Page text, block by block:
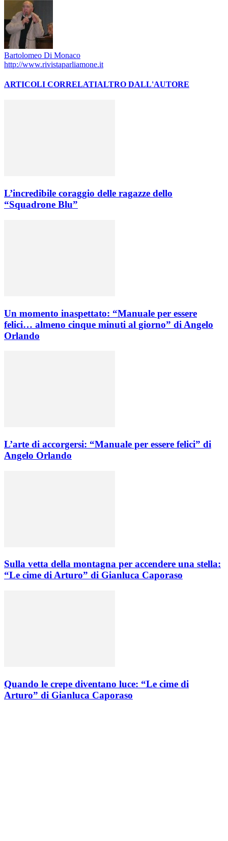
Bartolomeo Di Monaco
http://www.rivistaparliamone.it
ARTICOLI CORRELATIALTRO DALL'AUTORE
L’incredibile coraggio delle ragazze dello
“Squadrone Blu”
Un momento inaspettato: “Manuale per essere
felici… almeno cinque minuti al giorno” di Angelo
Orlando
L’arte di accorgersi: “Manuale per essere felici” di
Angelo Orlando
Sulla vetta della montagna per accendere una stella:
“Le cime di Arturo” di Gianluca Caporaso
Quando le crepe diventano luce: “Le cime di
Arturo” di Gianluca Caporaso